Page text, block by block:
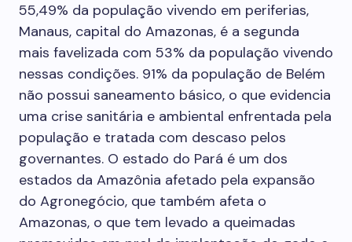
55,49% da população vivendo em periferias,
Manaus, capital do Amazonas, é a segunda
mais favelizada com 53% da população vivendo
nessas condições. 91% da população de Belém
não possui saneamento básico, o que evidencia
uma crise sanitária e ambiental enfrentada pela
população e tratada com descaso pelos
governantes. O estado do Pará é um dos
estados da Amazônia afetado pela expansão
do Agronegócio, que também afeta o
Amazonas, o que tem levado a queimadas